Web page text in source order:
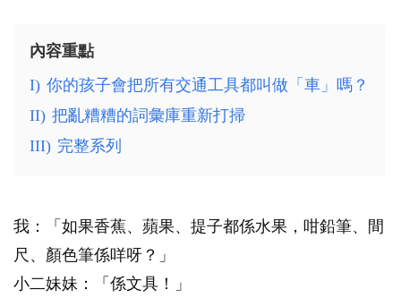
內容重點
I) 你的孩子會把所有交通工具都叫做「車」嗎？
II) 把亂糟糟的詞彙庫重新打掃
III) 完整系列
我：「如果香蕉、蘋果、提子都係水果，咁鉛筆、間
尺、顏色筆係咩呀？」
小二妹妹：「係文具！」